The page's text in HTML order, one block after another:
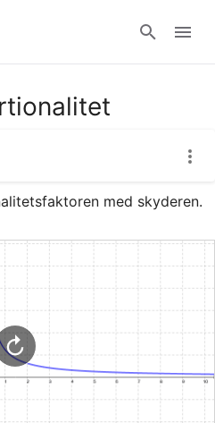
med skyderen.